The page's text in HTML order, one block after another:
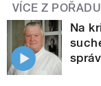
VÍCE Z POŘADU
Na